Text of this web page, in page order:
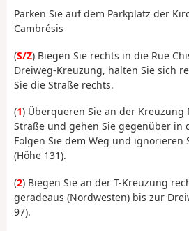
Parken Sie auf dem Parkplatz der
Cambrésis
(S/Z) Biegen Sie rechts in die Rue
Dreiweg-Kreuzung, halten Sie sich
Sie die Straße rechts.
(1) Überqueren Sie an der Kreuzung
Straße und gehen Sie gegenüber in
Folgen Sie dem Weg und ignorieren
(Höhe 131).
(2) Biegen Sie an der T-Kreuzung
geradeaus (Nordwesten) bis zur
97).